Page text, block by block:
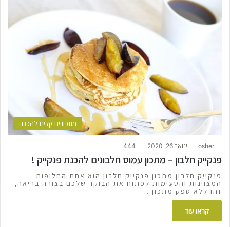
מתכונים קלים להכנה
osher ינואר 26, 2020 444
פנקייק חלבון – מתכון עמוס חלבונים להכנת פנקייק !
פנקייק חלבון מתכון פנקייק חלבון הוא אחת החלופות
המצוינות והטעימות לפתוח את הבוקר שלכם בצורה בריאה,
זהו ללא ספק מתכון…
קראו עוד